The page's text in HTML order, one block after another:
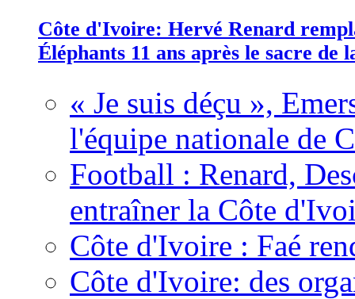
Côte d'Ivoire: Hervé Renard
Éléphants 11 ans après le sacre de
« Je suis déçu »,
l'équipe nationale de
Football : Renard,
entraîner la Côte
Côte d'Ivoire : Faé
Côte d'Ivoire: des